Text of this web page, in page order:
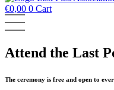
€0,00 0 Cart
Attend the Last
The ceremony is free and open to